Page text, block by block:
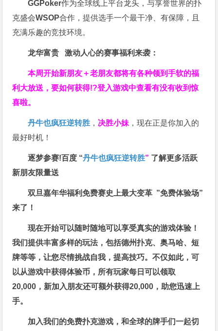
GGPoker作为全球线上平台龙头，与享誉世界的扑
克盛会WSOP合作，提供选手一个最干净、有保障，且
充满乐趣的竞技环境。
龙华富贵 激动人心的赛事福利来袭：
本周开始新朋友＋老朋友都将有各种领到手软的福
利大放送，要如何获得!?登入游戏中查看有没有收到惊
喜啦。
丹牛也疯狂逆转胜 ， 决胜小妹 ，现在正是你加入的
最好时机！
逐梦参赛!百度 “丹牛也疯狂逆转胜” 了解更多活跃
新朋友限量送
双旦嘉年华福利免费赛史上最大变革 ”免费体验场”
来了！
现在开始可以随时随地可以享受真实的游戏体验！
我们提供丰富多样的玩法，包括德州扑克、奥马哈、短
牌等等，让您尽情挑战自我，提高技巧。不仅如此，可
以从游戏中获得体验币，所有玩家每日可以领取
20,000，新加入朋友还可额外获得20,000，助您迅速上
手。
加入我们的免费扑克游戏，和全球的牌手们一起切